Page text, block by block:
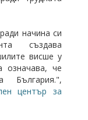
начина си
създава
висше у
означава, че
България.",
център за